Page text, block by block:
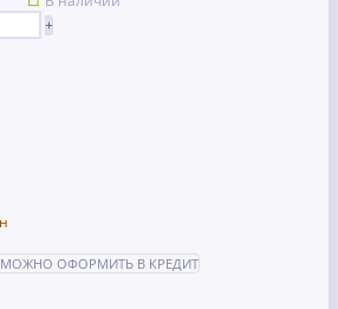
+
МОЖНО ОФОРМИТЬ В КРЕДИТ